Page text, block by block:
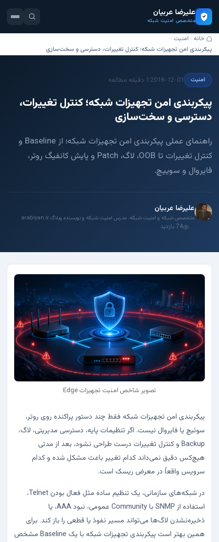
علیرضا عربیان
متخصص امنیت شبکه
خانه امنیت
پیکربندی امن تجهیزات شبکه؛ کنترل تغییرات، دسترسی و سخت‌سازی
امنیت 2018-12-01
·1 دقیقه مطالعه
پیکربندی امن تجهیزات شبکه؛ کنترل تغییرات،
دسترسی و سخت‌سازی
راهنمای عملی پیکربندی امن تجهیزات شبکه؛ از Baseline و
کنترل تغییرات تا OOB، لاگ، Patch و پایش کانفیگ روتر،
فایروال و سوییچ.
علیرضا عربیان
متخصص شبکه و امنیت شبکه، مدرس امنیت شبکه و نویسنده وبلاگ arabiyan.ir
74 بازدید
تصویر شاخص امنیت تجهیزات Edge
پیکربندی امن تجهیزات شبکه فقط چند دستور پراکنده روی روتر،
سوئیچ یا فایروال نیست. اگر تنظیمات پایه، دسترسی مدیریتی، لاگ،
Backup و کنترل تغییرات درست طراحی نشود، بعد از مدتی
هیچ‌کس دقیق نمی‌داند کدام تغییر باعث مشکل شده و کدام
سرویس واقعاً در معرض ریسک است.
در شبکه‌های سازمانی، یک تنظیم ساده مثل فعال بودن Telnet،
استفاده از SNMP با Community عمومی، نبود AAA، یا
ذخیره‌نشدن لاگ‌ها می‌تواند مسیر نفوذ یا قطعی را باز کند. برای
همین بهتر است پیکربندی تجهیزات شبکه با یک Baseline مشخص